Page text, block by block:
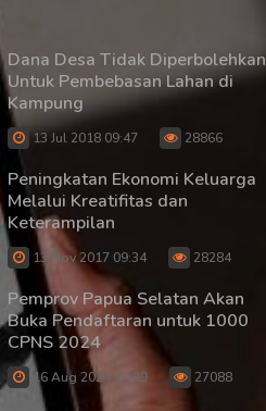
Dana Desa Tidak Diperbolehkan
Untuk Pembebasan Lahan di
Kampung
13 Jul 2018 09:47 28866
Peningkatan Ekonomi Keluarga
Melalui Kreatifitas dan
Keterampilan
13 Nov 2017 09:34 28284
Pemprov Papua Selatan Akan
Buka Pendaftaran untuk 1000
CPNS 2024
16 Aug 2024 20:09 27088